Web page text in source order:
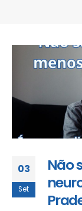
03
Set
Não